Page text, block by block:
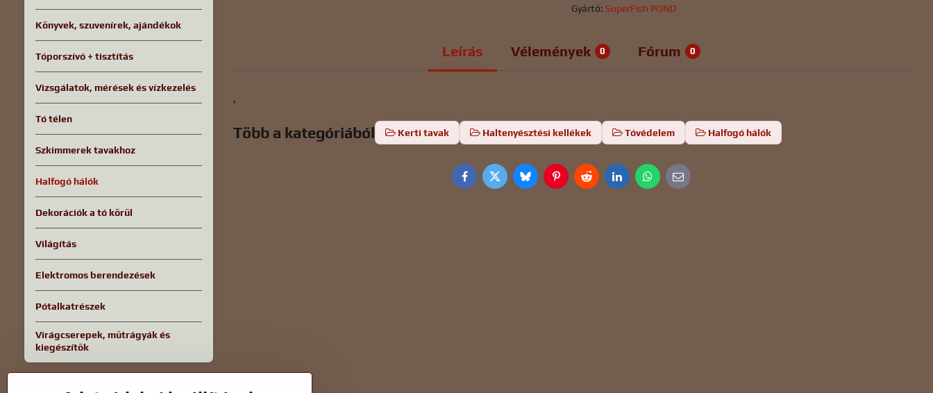
Gyártó: SuperFish POND
Leírás Vélemények 0 Fórum 0
,
Több a kategóriából Kerti tavak Haltenyésztési kellékek Tóvédelem Halfogó hálók
FacebookTwitterBlueskyPinterestRedditLinkedInWhatsApp
E-
mail
Könyvek, szuvenírek, ajándékok
Tóporszívó + tisztítás
Vizsgálatok, mérések és vízkezelés
Tó télen
Szkimmerek tavakhoz
Halfogó hálók
Dekorációk a tó körül
Világítás
Elektromos berendezések
Pótalkatrészek
Virágcserepek, műtrágyák és
kiegészítők